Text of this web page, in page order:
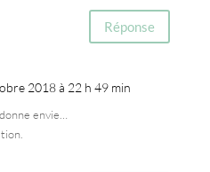
Réponse
2018 à 22 h 49 min
envie…